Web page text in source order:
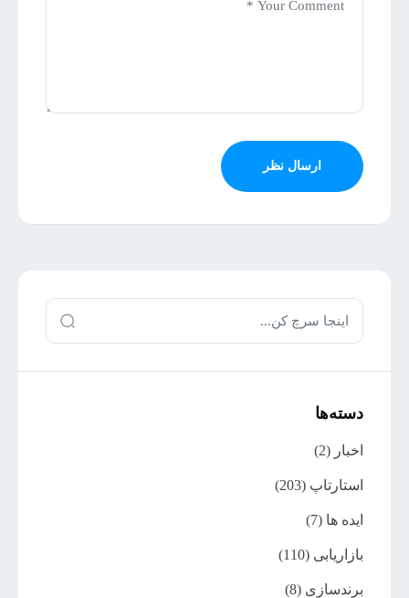
ارسال نظر
دسته‌ها
اخبار (2)
استارتاپ (203)
ایده ها (7)
بازاریابی (110)
برندسازی (8)